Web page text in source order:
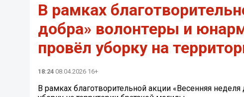
В рамках
добра» волонтеры и
провёл уборку на
18:24 08.04.2026 16+
В рамках благотворительной акции «Весенняя